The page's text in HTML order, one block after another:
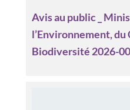
Avis au public _
l’Environnement, du
Biodiversité 2026-